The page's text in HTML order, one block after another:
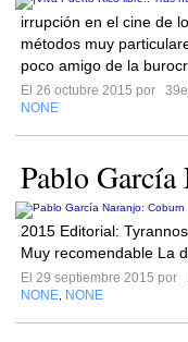
irrupción en el cine de
métodos muy
poco amigo de la
El 26 octubre 2015 por
NONE
Pablo
2015 Editorial:
Muy recomendable La
El 29 septiembre 2015 por
NONE NONE